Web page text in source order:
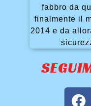
fabbro da
finalmente il
2014 e da